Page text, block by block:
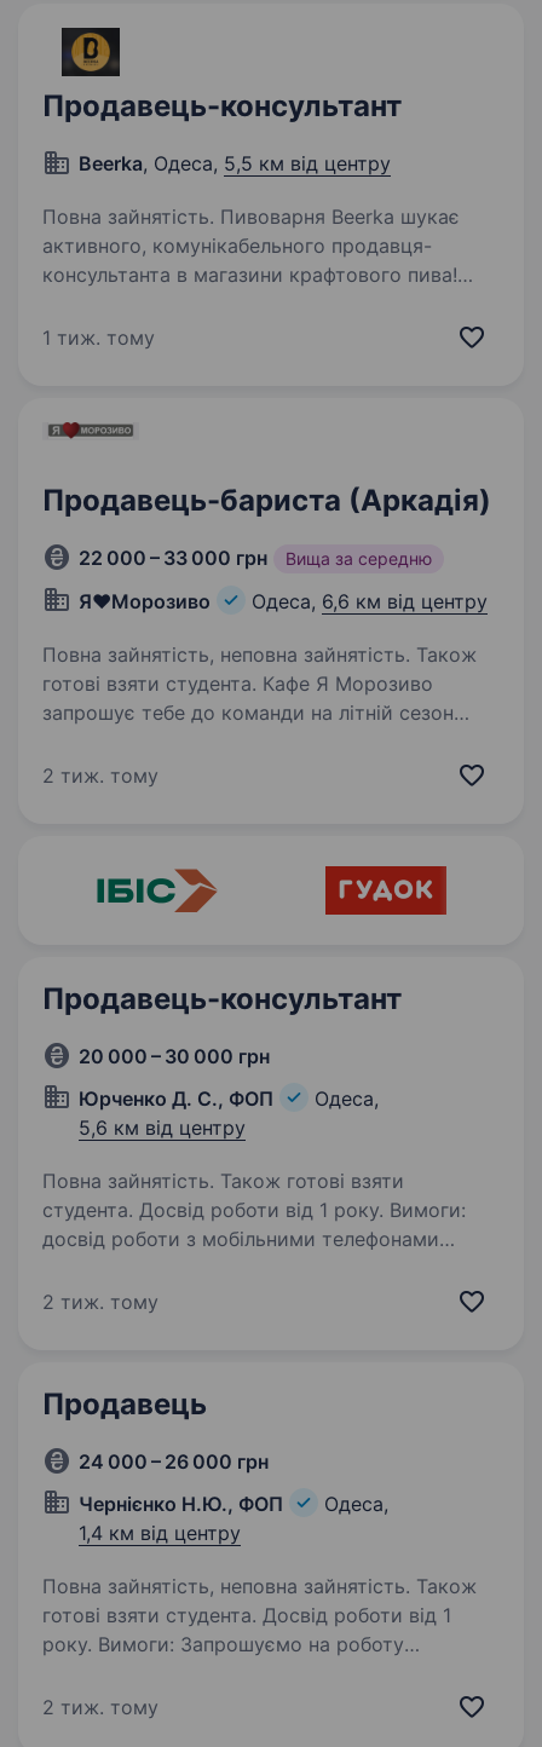
Продавець-консультант
Beerka, Одеса, 5,5 км від центру
Повна зайнятість. Пивоварня Beerka шукає
активного, комунікабельного продавця-
консультанта в магазини крафтового пива!
мову з клієнтами та хочеш працювати
1 тиж. тому
Продавець-бариста (Аркадія)
22 000 – 33 000 грн Вища за середню
Я♥️Морозиво Одеса, 6,6 км від центру
Повна зайнятість, неповна зайнятість. Також
готові взяти студента. Кафе Я Морозиво
запрошує тебе до команди на літній сезон
Що ми пропонуємо тобі: Гнучкий графік змін
2 тиж. тому
Продавець-консультант
20 000 – 30 000 грн
Юрченко Д. С., ФОП
Одеса,
5,6 км від центру
Повна зайнятість. Також готові взяти
студента. Досвід роботи від 1 року. Вимоги:
досвід роботи з мобільними телефонами
3/2 з 09:00 до 19:00. Обов’язки: продаж
2 тиж. тому
Продавець
24 000 – 26 000 грн
Чернієнко Н.Ю., ФОП
Одеса,
1,4 км від центру
Повна зайнятість, неповна зайнятість. Також
готові взяти студента. Досвід роботи від 1
року. Вимоги: Запрошуємо на роботу
пн-сб з 8.30−19.30, або 2/2. Заробітна плата
2 тиж. тому